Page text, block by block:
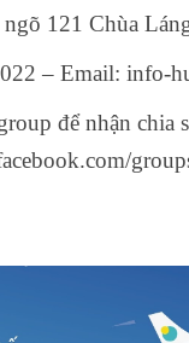
121 Chùa
– Email: info-
để nhận chia